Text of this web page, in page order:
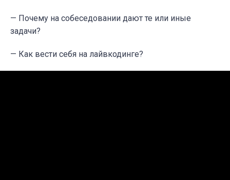
— Почему на собеседовании дают те или иные
задачи?
— Как вести себя на лайвкодинге?